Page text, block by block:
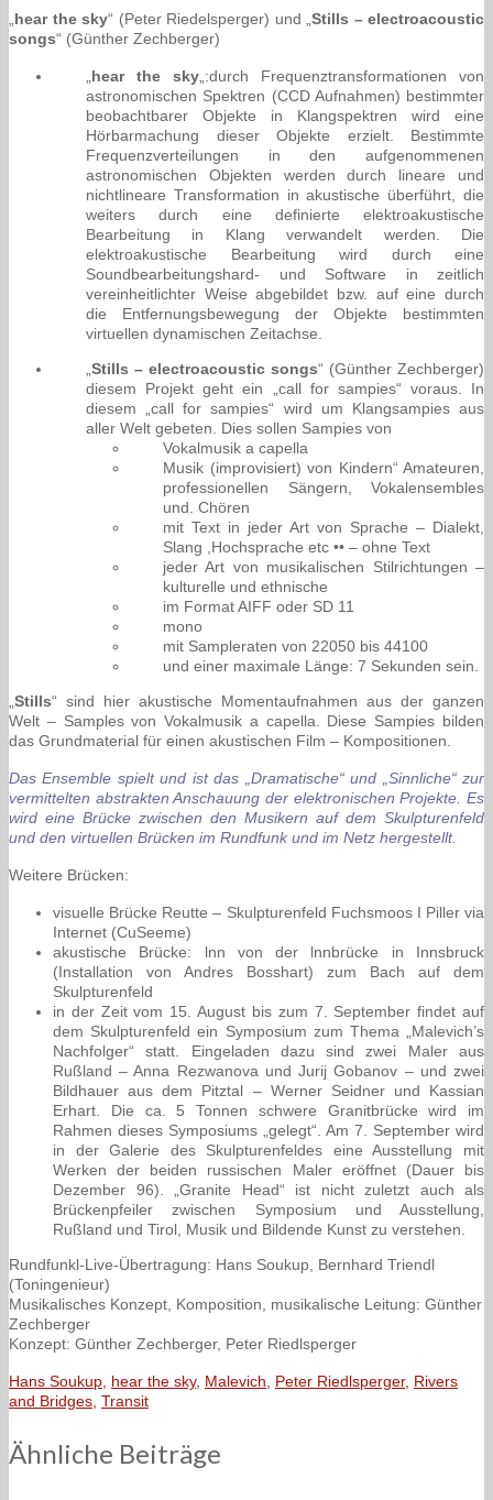
hear the sky“ (Peter Riedelsperger) und „ Stills – electroacoustic
songs“ (Günther Zechberger)
hear the sky „:durch Frequenztransformationen von
astronomischen Spektren (CCD Aufnahmen) bestimmter
beobachtbarer Objekte in Klangspektren wird eine
Hörbarmachung dieser Objekte erzielt. Bestimmte
Frequenzverteilungen in den aufgenommenen
astronomischen Objekten werden durch lineare und
nichtlineare Transformation in akustische überführt, die
weiters durch eine definierte elektroakustische
Bearbeitung in Klang verwandelt werden. Die
elektroakustische Bearbeitung wird durch eine
Soundbearbeitungshard- und Software in zeitlich
vereinheitlichter Weise abgebildet bzw. auf eine durch
die Entfernungsbewegung der Objekte bestimmten
virtuellen dynamischen Zeitachse.
Stills – electroacoustic songs“ (Günther Zechberger)
diesem Projekt geht ein „call for sampies“ voraus. In
diesem „call for sampies“ wird um Klangsampies aus
aller Welt gebeten. Dies sollen Sampies von
Vokalmusik a capella
Musik (improvisiert) von Kindern“ Amateuren,
professionellen Sängern, Vokalensembles
und. Chören
mit Text in jeder Art von Sprache – Dialekt,
Slang ,Hochsprache etc •• – ohne Text
jeder Art von musikalischen Stilrichtungen –
kulturelle und ethnische
im Format AIFF oder SD 11
mono
mit Sampleraten von 22050 bis 44100
und einer maximale Länge: 7 Sekunden sein.
Stills“ sind hier akustische Momentaufnahmen aus der ganzen
Welt – Samples von Vokalmusik a capella. Diese Sampies bilden
das Grundmaterial für einen akustischen Film – Kompositionen.
Das Ensemble spielt und ist das „Dramatische“ und „Sinnliche“ zur
vermittelten abstrakten Anschauung der elektronischen Projekte. Es
wird eine Brücke zwischen den Musikern auf dem Skulpturenfeld
und den virtuellen Brücken im Rundfunk und im Netz hergestellt.
Weitere Brücken:
visuelle Brücke Reutte – Skulpturenfeld Fuchsmoos I Piller via
Internet (CuSeeme)
akustische Brücke: lnn von der lnnbrücke in Innsbruck
(Installation von Andres Bosshart) zum Bach auf dem
Skulpturenfeld
in der Zeit vom 15. August bis zum 7. September findet auf
dem Skulpturenfeld ein Symposium zum Thema „Malevich’s
Nachfolger“ statt. Eingeladen dazu sind zwei Maler aus
Rußland – Anna Rezwanova und Jurij Gobanov – und zwei
Bildhauer aus dem Pitztal – Werner Seidner und Kassian
Erhart. Die ca. 5 Tonnen schwere Granitbrücke wird im
Rahmen dieses Symposiums „gelegt“. Am 7. September wird
in der Galerie des Skulpturenfeldes eine Ausstellung mit
Werken der beiden russischen Maler eröffnet (Dauer bis
Dezember 96). „Granite Head“ ist nicht zuletzt auch als
Brückenpfeiler zwischen Symposium und Ausstellung,
Rußland und Tirol, Musik und Bildende Kunst zu verstehen.
Rundfunkl-Live-Übertragung: Hans Soukup, Bernhard Triendl
(Toningenieur)
Musikalisches Konzept, Komposition, musikalische Leitung: Günther
Zechberger
Konzept: Günther Zechberger, Peter Riedlsperger
Hans Soukup hear the sky, Malevich Peter Riedlsperger, Rivers
and Bridges Transit
Ähnliche Beiträge